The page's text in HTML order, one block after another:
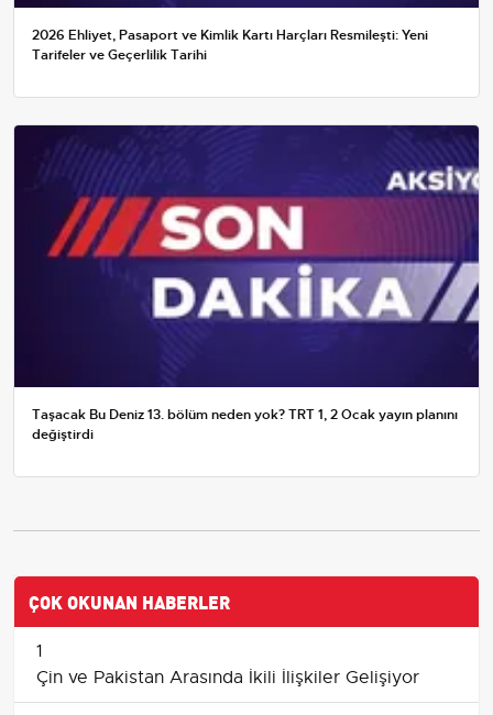
2026 Ehliyet, Pasaport ve Kimlik Kartı Harçları Resmileşti: Yeni
Tarifeler ve Geçerlilik Tarihi
Taşacak Bu Deniz 13. bölüm neden yok? TRT 1, 2 Ocak yayın planını
değiştirdi
ÇOK OKUNAN HABERLER
1
Çin ve Pakistan Arasında İkili İlişkiler Gelişiyor